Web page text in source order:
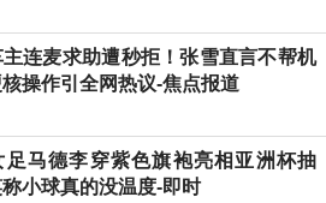
连麦求助遭秒拒！张雪直言不帮机
操作引全网热议-焦点报道
足马德李穿紫色旗袍亮相亚洲杯抽
小球真的没温度-即时